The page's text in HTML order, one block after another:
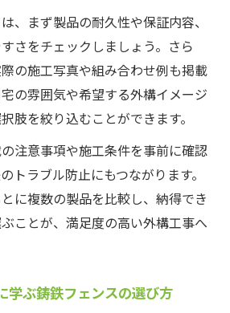
、まず製品の耐久性や保証内容、
さをチェックしましょう。さら
の施工写真や組み合わせ例も掲載
の雰囲気や希望する外構イメージ
肢を絞り込むことができます。
注意事項や施工条件を事前に確認
トラブル防止にもつながります。
に複数の製品を比較し、納得でき
ことが、満足度の高い外構工事へ
学ぶ鋳鉄フェンスの選び方